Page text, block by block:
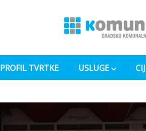
PROFIL TVRTKE USLUGE